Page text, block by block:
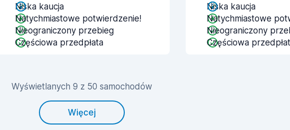
Niska kaucja
Natychmiastowe potwierdzenie!
Nieograniczony przebieg
Częściowa przedpłata
Niska kaucja
Natychmiastowe
Nieograniczony
Częściowa
Wyświetlanych 9 z 50 samochodów
Więcej